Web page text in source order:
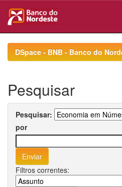
navigationDSpace - BNB - Banco do
Pesquisar
Pesquisar:
por
Filtros correntes: